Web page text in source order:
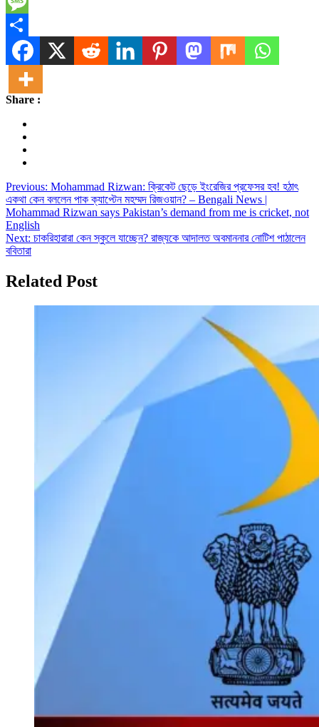
Message
Share
Share :
Post
navigation
Previous: Mohammad Rizwan: ক্রিকেট ছেড়ে ইংরেজির প্রফেসর হব! হঠাৎ
একথা কেন বললেন পাক ক্যাপ্টেন মহম্মদ রিজওয়ান? – Bengali News |
Mohammad Rizwan says Pakistan’s demand from me is cricket, not
English
Next: চাকরিহারারা কেন স্কুলে যাচ্ছেন? রাজ্যকে আদালত অবমাননার নোটিশ পাঠালেন
ববিতারা
Related Post